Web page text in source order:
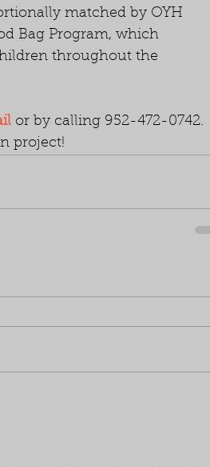
matched by OYH
Bag Program, which
throughout the
or by calling 952-472-0742.
project!